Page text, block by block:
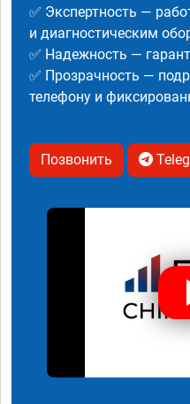
✅ Экспертность —
и диагностическим
✅ Надежность —
✅ Прозрачность —
телефону и
Позвонить